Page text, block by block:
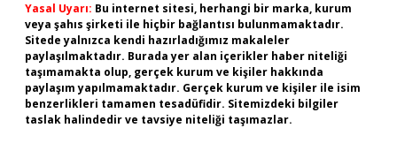
Yasal Uyarı: Bu internet sitesi, herhangi bir marka, kurum
veya şahıs şirketi ile hiçbir bağlantısı bulunmamaktadır.
Sitede yalnızca kendi hazırladığımız makaleler
paylaşılmaktadır. Burada yer alan içerikler haber niteliği
taşımamakta olup, gerçek kurum ve kişiler hakkında
paylaşım yapılmamaktadır. Gerçek kurum ve kişiler ile isim
benzerlikleri tamamen tesadüfidir. Sitemizdeki bilgiler
taslak halindedir ve tavsiye niteliği taşımazlar.